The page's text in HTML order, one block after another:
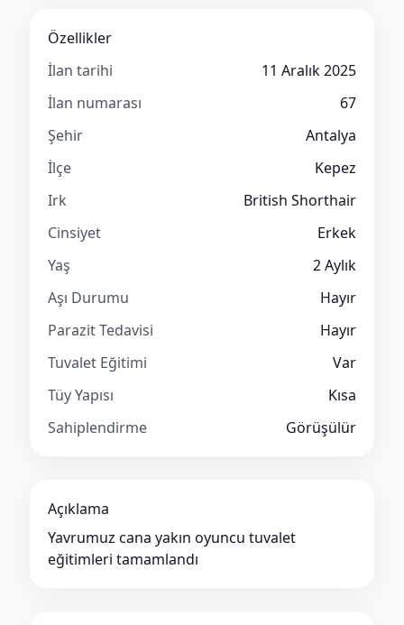
Özellikler
İlan tarihi
11 Aralık 2025
İlan numarası
67
Şehir
Antalya
İlçe
Kepez
Irk
British Shorthair
Cinsiyet
Erkek
Yaş
2 Aylık
Aşı Durumu
Hayır
Parazit Tedavisi
Hayır
Tuvalet Eğitimi
Var
Tüy Yapısı
Kısa
Sahiplendirme
Görüşülür
Açıklama
Yavrumuz cana yakın oyuncu tuvalet
eğitimleri tamamlandı